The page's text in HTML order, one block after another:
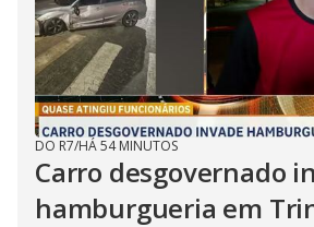
DO R7/HÁ 54 MINUTOS
Carro desgovernado
hamburgueria em